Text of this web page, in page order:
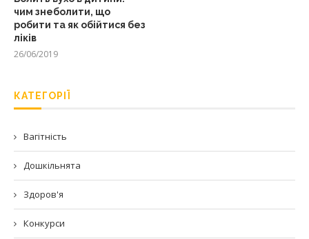
чим знеболити, що
робити та як обійтися без
ліків
26/06/2019
КАТЕГОРІЇ
Вагітність
Дошкільнята
Здоров'я
Конкурси